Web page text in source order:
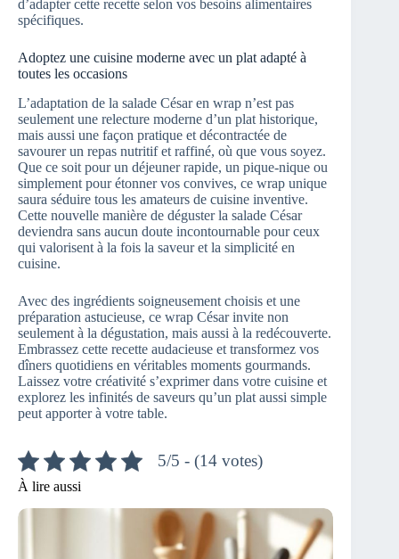
d’adapter cette recette selon vos besoins alimentaires
spécifiques.
Adoptez une cuisine moderne avec un plat adapté à
toutes les occasions
L’adaptation de la salade César en wrap n’est pas
seulement une relecture moderne d’un plat historique,
mais aussi une façon pratique et décontractée de
savourer un repas nutritif et raffiné, où que vous soyez.
Que ce soit pour un déjeuner rapide, un pique-nique ou
simplement pour étonner vos convives, ce wrap unique
saura séduire tous les amateurs de cuisine inventive.
Cette nouvelle manière de déguster la salade César
deviendra sans aucun doute incontournable pour ceux
qui valorisent à la fois la saveur et la simplicité en
cuisine.
Avec des ingrédients soigneusement choisis et une
préparation astucieuse, ce wrap César invite non
seulement à la dégustation, mais aussi à la redécouverte.
Embrassez cette recette audacieuse et transformez vos
dîners quotidiens en véritables moments gourmands.
Laissez votre créativité s’exprimer dans votre cuisine et
explorez les infinités de saveurs qu’un plat aussi simple
peut apporter à votre table.
5/5 - (14 votes)
À lire aussi